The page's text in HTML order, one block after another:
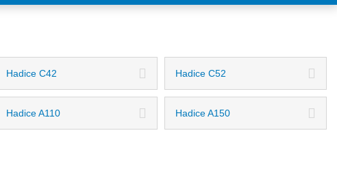
Hadice C42 Hadice C52
Hadice A110 Hadice A150